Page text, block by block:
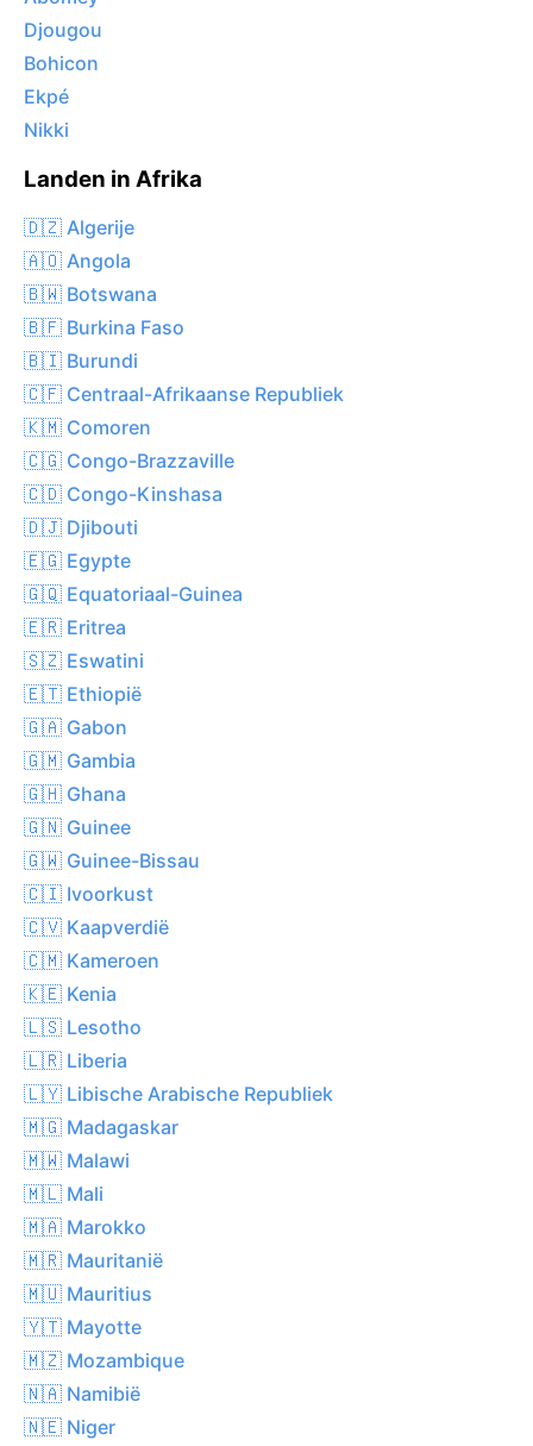
Djougou
Bohicon
Ekpé
Nikki
Landen in Afrika
🇩🇿 Algerije
🇦🇴 Angola
🇧🇼 Botswana
🇧🇫 Burkina Faso
🇧🇮 Burundi
🇨🇫 Centraal-Afrikaanse Republiek
🇰🇲 Comoren
🇨🇬 Congo-Brazzaville
🇨🇩 Congo-Kinshasa
🇩🇯 Djibouti
🇪🇬 Egypte
🇬🇶 Equatoriaal-Guinea
🇪🇷 Eritrea
🇸🇿 Eswatini
🇪🇹 Ethiopië
🇬🇦 Gabon
🇬🇲 Gambia
🇬🇭 Ghana
🇬🇳 Guinee
🇬🇼 Guinee-Bissau
🇨🇮 Ivoorkust
🇨🇻 Kaapverdië
🇨🇲 Kameroen
🇰🇪 Kenia
🇱🇸 Lesotho
🇱🇷 Liberia
🇱🇾 Libische Arabische Republiek
🇲🇬 Madagaskar
🇲🇼 Malawi
🇲🇱 Mali
🇲🇦 Marokko
🇲🇷 Mauritanië
🇲🇺 Mauritius
🇾🇹 Mayotte
🇲🇿 Mozambique
🇳🇦 Namibië
🇳🇪 Niger